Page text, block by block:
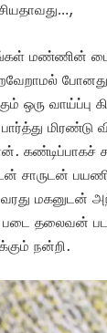
மண்ணின்
ஒரு வாய்ப்பு
மிரண்டு
சாருடன்
மகனுடன்
தலைவன் படம்
நன்றி.